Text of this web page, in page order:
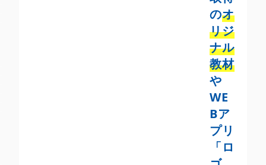
のオ
リジ
ナル
教材
や
WE
Bア
プリ
「ロ